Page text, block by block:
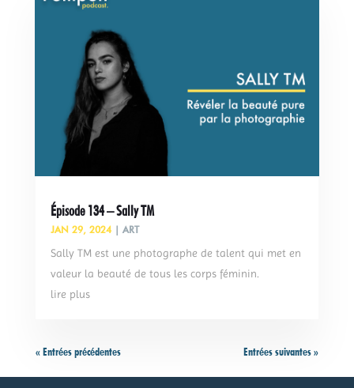
Épisode 134 – Sally TM
JAN 29, 2024| ART
Sally TM est une photographe de talent qui met en
valeur la beauté de tous les corps féminin.
lire plus
« Entrées précédentes Entrées suivantes »